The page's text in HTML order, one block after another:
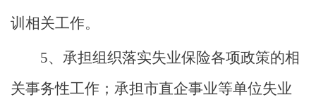
训相关工作。
5、承担组织落实失业保险各项政策的相
关事务性工作；承担市直企事业等单位失业